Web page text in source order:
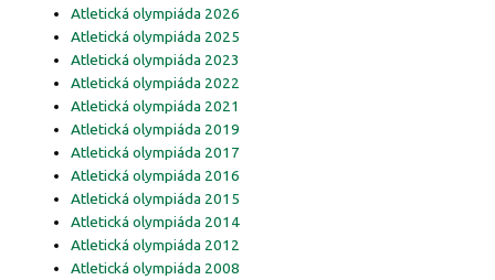
Atletická olympiáda 2026
Atletická olympiáda 2025
Atletická olympiáda 2023
Atletická olympiáda 2022
Atletická olympiáda 2021
Atletická olympiáda 2019
Atletická olympiáda 2017
Atletická olympiáda 2016
Atletická olympiáda 2015
Atletická olympiáda 2014
Atletická olympiáda 2012
Atletická olympiáda 2008